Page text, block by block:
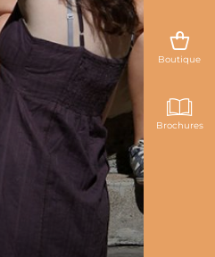
Boutique
Brochures